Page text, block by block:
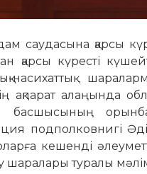
саудасына қарсы
күресті
насихаттық
ақпарат алаңында
басшысының
подполковнигі
кешенді
шаралары туралы